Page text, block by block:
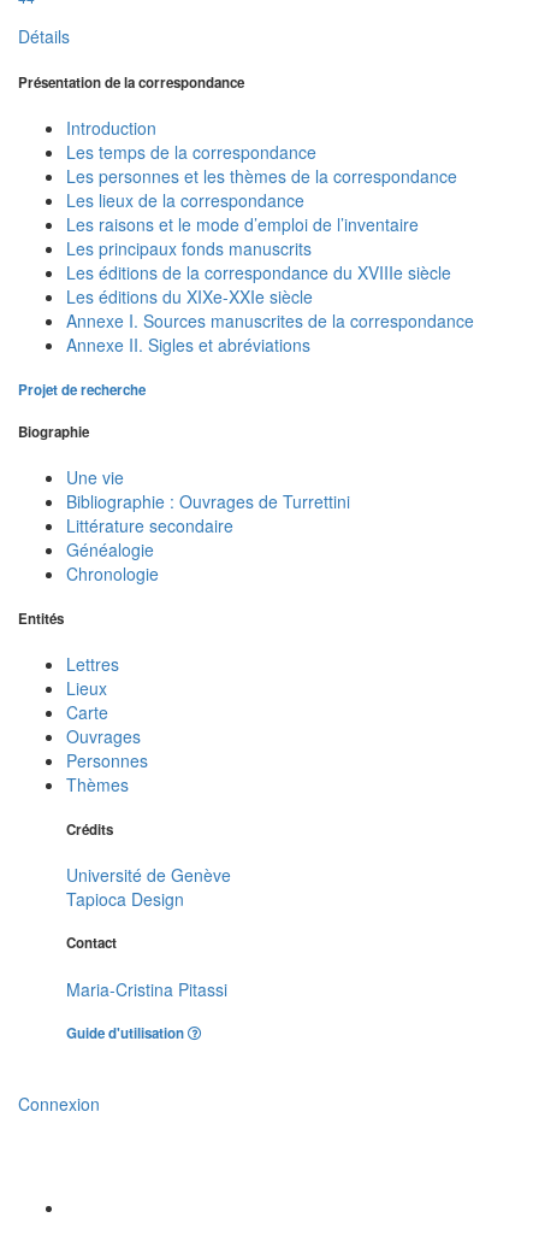
Détails
Présentation de la correspondance
Introduction
Les temps de la correspondance
Les personnes et les thèmes de la correspondance
Les lieux de la correspondance
Les raisons et le mode d’emploi de l’inventaire
Les principaux fonds manuscrits
Les éditions de la correspondance du XVIIIe siècle
Les éditions du XIXe-XXIe siècle
Annexe I. Sources manuscrites de la correspondance
Annexe II. Sigles et abréviations
Projet de recherche
Biographie
Une vie
Bibliographie : Ouvrages de Turrettini
Littérature secondaire
Généalogie
Chronologie
Entités
Lettres
Lieux
Carte
Ouvrages
Personnes
Thèmes
Crédits
Université de Genève
Tapioca Design
Contact
Maria-Cristina Pitassi
Guide d'utilisation
Connexion